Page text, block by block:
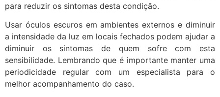
para reduzir os sintomas desta condição.
Usar óculos escuros em ambientes externos e diminuir
a intensidade da luz em locais fechados podem ajudar a
diminuir os sintomas de quem sofre com esta
sensibilidade. Lembrando que é importante manter uma
periodicidade regular com um especialista para o
melhor acompanhamento do caso.